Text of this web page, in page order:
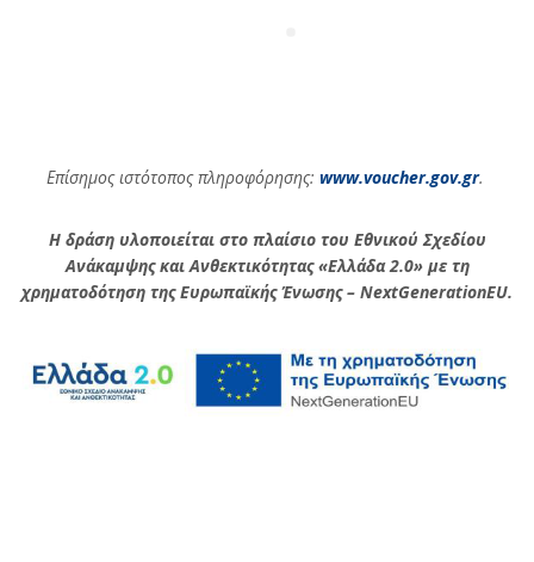
Επίσημος ιστότοπος πληροφόρησης: www.voucher.gov.gr.
Η δράση υλοποιείται στο πλαίσιο του Εθνικού Σχεδίου
Ανάκαμψης και Ανθεκτικότητας «Ελλάδα 2.0» με τη
χρηματοδότηση της Ευρωπαϊκής Ένωσης – NextGenerationEU.